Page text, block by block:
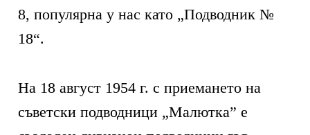
8, популярна у нас като „Подводник №
18“.
На 18 август 1954 г. с приемането на
съветски подводници „Малютка” е